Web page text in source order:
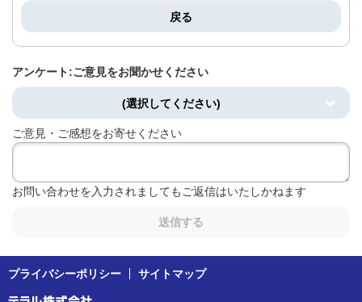
戻る
アンケート:ご意見をお聞かせください
(選択してください)
ご意見・ご感想をお寄せください
お問い合わせを入力されましてもご返信はいたしかねます
送信する
プライバシーポリシー サイトマップ